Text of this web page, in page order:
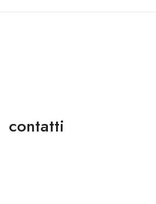
contatti